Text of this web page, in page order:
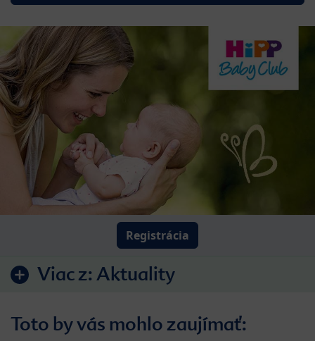
Registrácia
Viac z: Aktuality
Toto by vás mohlo zaujímať: